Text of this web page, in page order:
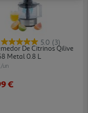
5.0 (3)
De Citrinos Qilive
Metal 0.8 L
un
€